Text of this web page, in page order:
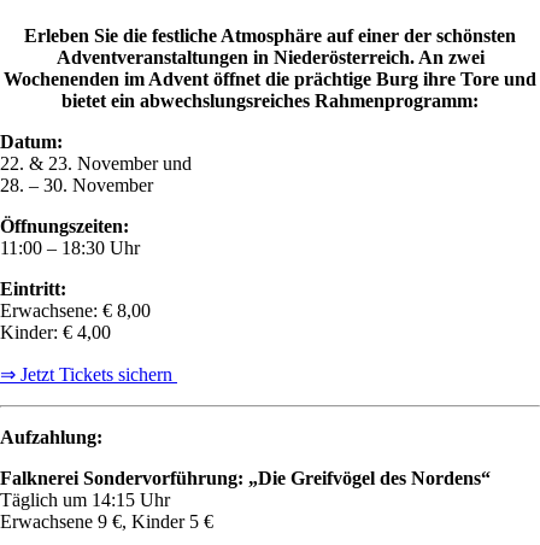
Erleben Sie die festliche Atmosphäre auf einer der schönsten
Adventveranstaltungen in Niederösterreich. An zwei
Wochenenden im Advent öffnet die prächtige Burg ihre Tore und
bietet ein abwechslungsreiches Rahmenprogramm:
Datum:
22. & 23. November und
28. – 30. November
Öffnungszeiten:
11:00 – 18:30 Uhr
Eintritt:
Erwachsene: € 8,00
Kinder: € 4,00
⇒ Jetzt Tickets sichern
Aufzahlung:
Falknerei Sondervorführung: „Die Greifvögel des Nordens“
Täglich um 14:15 Uhr
Erwachsene 9 €, Kinder 5 €